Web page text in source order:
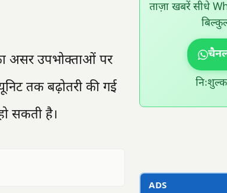
असर उपभोक्ताओं पर
तक बढ़ोतरी की गई
सकती है।
ताज़ा खबरें सीधे
ADS